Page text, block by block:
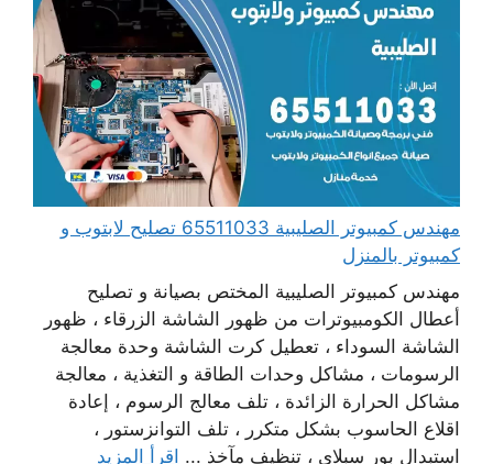
مهندس كمبيوتر الصليبية 65511033 تصليح لابتوب و
كمبيوتر بالمنزل
مهندس كمبيوتر الصليبية المختص بصيانة و تصليح
أعطال الكومبيوترات من ظهور الشاشة الزرقاء ، ظهور
الشاشة السوداء ، تعطيل كرت الشاشة وحدة معالجة
الرسومات ، مشاكل وحدات الطاقة و التغذية ، معالجة
مشاكل الحرارة الزائدة ، تلف معالج الرسوم ، إعادة
اقلاع الحاسوب بشكل متكرر ، تلف التوانزستور ،
استبدال بور سبلاي ، تنظيف مآخذ ... اقرأ المزيد